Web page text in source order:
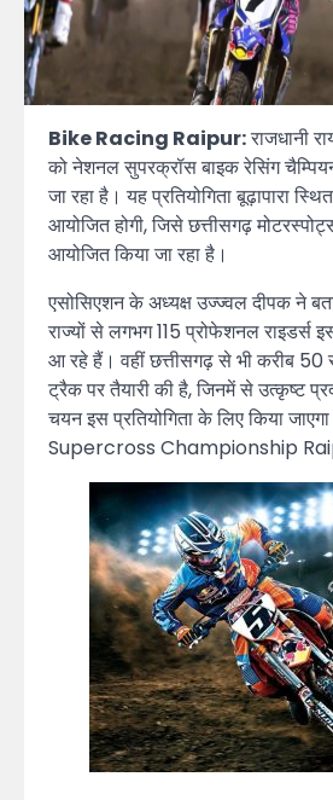
Bike Racing Raipur:राजधानी
को नेशनल सुपरक्रॉस बाइक रेसिंग
जा रहा है। यह प्रतियोगिता बूढ़ापारा
आयोजित होगी, जिसे छत्तीसगढ़
आयोजित किया जा रहा है।
एसोसिएशन के अध्यक्ष उज्ज्वल दीपक ने
राज्यों से लगभग 115 प्रोफेशनल राइडर्स
आ रहे हैं। वहीं छत्तीसगढ़ से भी करीब 50
ट्रैक पर तैयारी की है, जिनमें से उत्कृष्ट
चयन इस प्रतियोगिता के लिए किया
Supercross Championship